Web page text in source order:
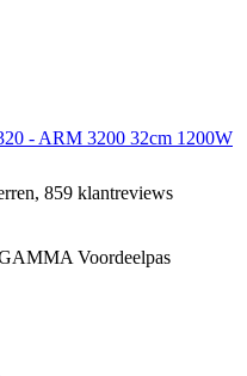
- ARM 3200 32cm 1200W
859 klantreviews
Voordeelpas